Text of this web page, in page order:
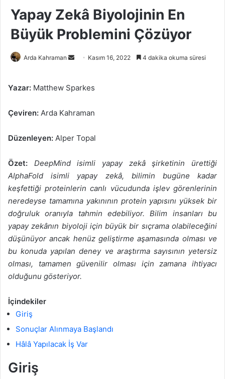
Yapay Zekâ Biyolojinin En
Büyük Problemini Çözüyor
Arda Kahraman
Bir
göndermek
Kasım 16, 2022 4 dakika okuma süresi
Yazar: Matthew Sparkes
Çeviren: Arda Kahraman
Düzenleyen: Alper Topal
Özet: DeepMind isimli yapay zekâ şirketinin ürettiği
AlphaFold isimli yapay zekâ, bilimin bugüne kadar
keşfettiği proteinlerin canlı vücudunda işlev görenlerinin
neredeyse tamamına yakınının protein yapısını yüksek bir
doğruluk oranıyla tahmin edebiliyor. Bilim insanları bu
yapay zekânın biyoloji için büyük bir sıçrama olabileceğini
düşünüyor ancak henüz geliştirme aşamasında olması ve
bu konuda yapılan deney ve araştırma sayısının yetersiz
olması, tamamen güvenilir olması için zamana ihtiyacı
olduğunu gösteriyor.
İçindekiler
Giriş
Sonuçlar Alınmaya Başlandı
Hâlâ Yapılacak İş Var
Giriş